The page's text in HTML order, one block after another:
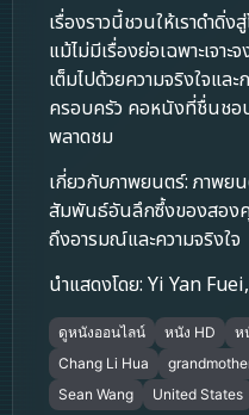
เรื่องราวนี้ชวนให้เราดำ
แม้ไม่มีเรื่องย่อเฉพาะเจา
เต็มไปด้วยความจริงใจแล
ครอบครัว คอหนังที่ชื่นชอ
พลาดชม
เกี่ยวกับภาพยนตร์: ภาพย
สัมพันธ์อันลึกซึ้งของสองคุ
ถึงอารมณ์และความจริงใจ
นำแสดงโดย: Yi Yan
ดูหนังออนไลน์ หนัง HD ห
Chang Li Hua
Sean Wang
United States